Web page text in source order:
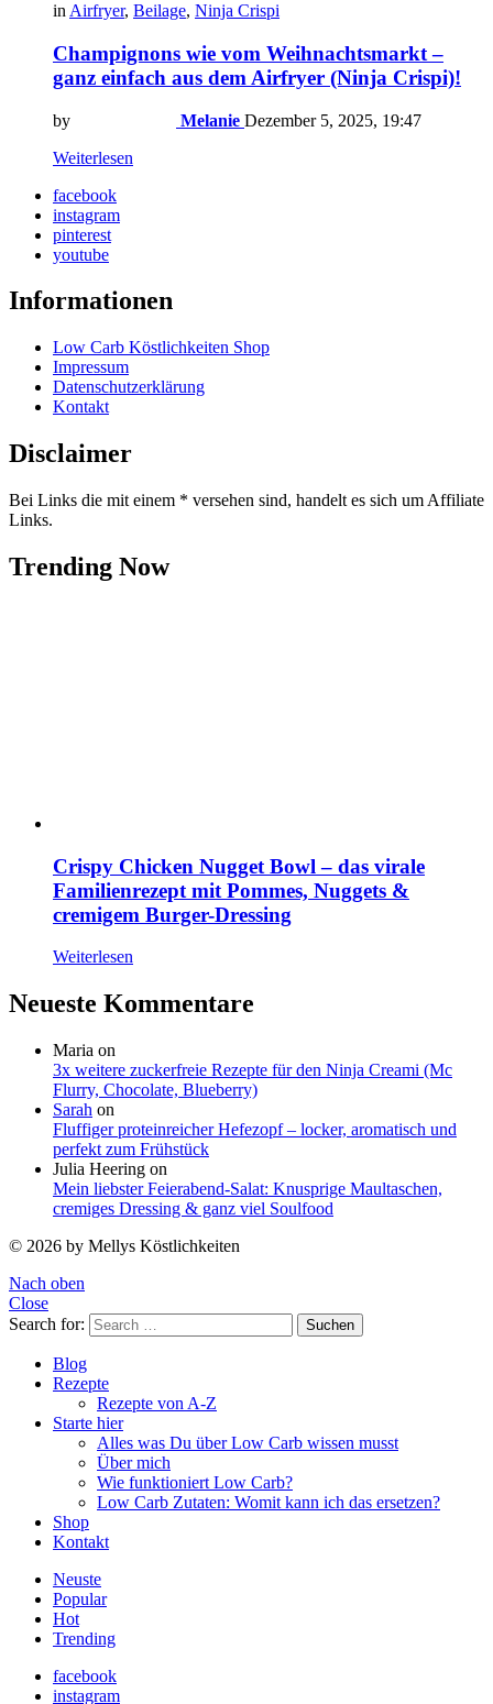
in Airfryer, Beilage, Ninja Crispi
Champignons wie vom Weihnachtsmarkt –
ganz einfach aus dem Airfryer (Ninja Crispi)!
by Melanie Dezember 5, 2025, 19:47
Weiterlesen
facebook
instagram
pinterest
youtube
Informationen
Low Carb Köstlichkeiten Shop
Impressum
Datenschutzerklärung
Kontakt
Disclaimer
Bei Links die mit einem * versehen sind, handelt es sich um Affiliate
Links.
Trending Now
Crispy Chicken Nugget Bowl – das virale
Familienrezept mit Pommes, Nuggets &
cremigem Burger-Dressing
Weiterlesen
Neueste Kommentare
Maria on
3x weitere zuckerfreie Rezepte für den Ninja Creami (Mc
Flurry, Chocolate, Blueberry)
Sarah on
Fluffiger proteinreicher Hefezopf – locker, aromatisch und
perfekt zum Frühstück
Julia Heering on
Mein liebster Feierabend-Salat: Knusprige Maultaschen,
cremiges Dressing & ganz viel Soulfood
© 2026 by Mellys Köstlichkeiten
Nach oben
Close
Search for:
Suchen
Blog
Rezepte
Rezepte von A-Z
Starte hier
Alles was Du über Low Carb wissen musst
Über mich
Wie funktioniert Low Carb?
Low Carb Zutaten: Womit kann ich das ersetzen?
Shop
Kontakt
Neuste
Popular
Hot
Trending
facebook
instagram